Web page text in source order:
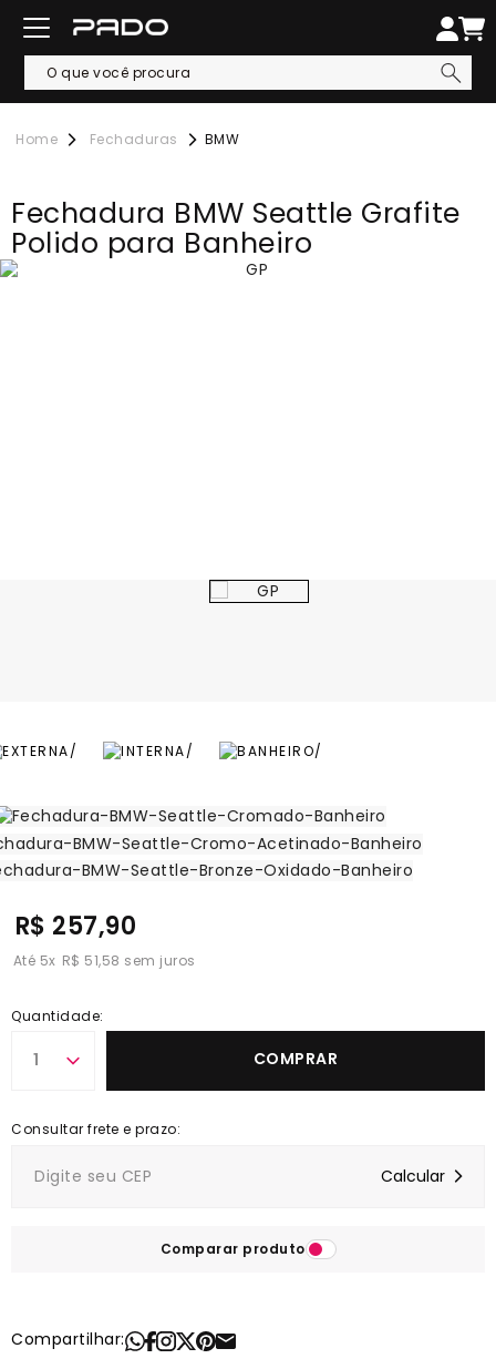
Fechaduras BMW
Fechadura BMW Seattle Grafite
Polido para Banheiro
R$ 257,90
5x R$ 51,58
Quantidade:
1 COMPRAR
Comparar produto
Compartilhar: